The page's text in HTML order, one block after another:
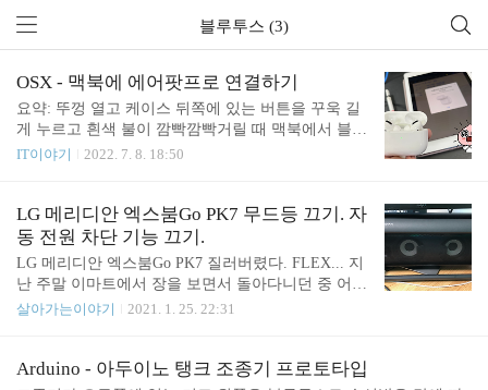
블루투스 (3)
OSX - 맥북에 에어팟프로 연결하기
요약: 뚜껑 열고 케이스 뒤쪽에 있는 버튼을 꾸욱 길
게 누르고 흰색 불이 깜빡깜빡거릴 때 맥북에서 블루
투스로 연결합니다. 아이폰이나 아이패드를 사용하
만 맥북에서는 이런 편리한 기능을 제공해 주고 있지
않습니다. (참고로 제가 사용하는 맥북은 2019년형
맥북프로이고 Monterey OS를 사용하고 있습니다.)
그래서 일반적인 블루투스 연결 방식으로 연결해야
되는데요. 방법을 정리해 보았습니다. 1. 맥북 플루투
스 활성화 System Preferences -> Bluetooth 설정을 열
입력해서 이동할 수도 있습니다. Blueto..
IT이야기 2022. 7. 8. 18:50
LG 메리디안 엑스붐Go PK7 무드등 끄기. 자
동 전원 차단 기능 끄기.
LG 메리디안 엑스붐Go PK7 질러버렸다. FLEX... 지
난 주말 이마트에서 장을 보면서 돌아다니던 중 어디
선가 저 멀리서 가슴을 울리는 음악이 들려 오더군
년 마트에서 지르고 잘 사용하고 있는 스피커입니다.
살아가는이야기 2021. 1. 25. 22:31
Arduino - 아두이노 탱크 조종기 프로토타입